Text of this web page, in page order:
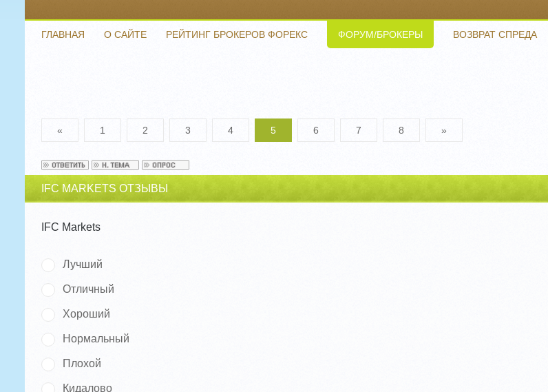
ГЛАВНАЯ О САЙТЕ РЕЙТИНГ БРОКЕРОВ ФОРЕКС ФОРУМ/БРОКЕРЫ ВОЗВРАТ СПРЕДА
« 1 2 3 4 5 6 7 8 »
IFC MARKETS ОТЗЫВЫ
IFC Markets
Лучший
Отличный
Хороший
Нормальный
Плохой
Кидалово